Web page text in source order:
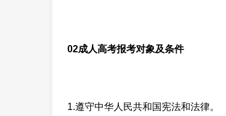
02成人高考报考对象及条件
1.遵守中华人民共和国宪法和法律。